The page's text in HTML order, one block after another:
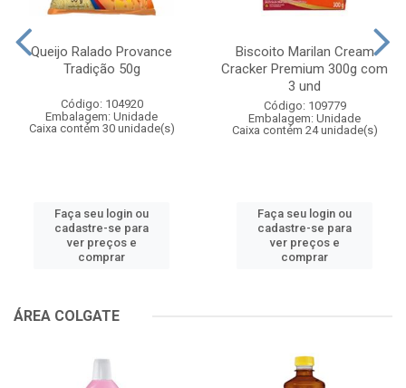
Queijo Ralado Provance
Tradição 50g
Código: 104920
Embalagem: Unidade
Caixa contém 30 unidade(s)
Faça seu login ou
cadastre-se para
ver preços e
comprar
Biscoito Marilan Cream
Cracker Premium 300g com
3 und
Código: 109779
Embalagem: Unidade
Caixa contém 24 unidade(s)
Faça seu login ou
cadastre-se para
ver preços e
comprar
ÁREA COLGATE